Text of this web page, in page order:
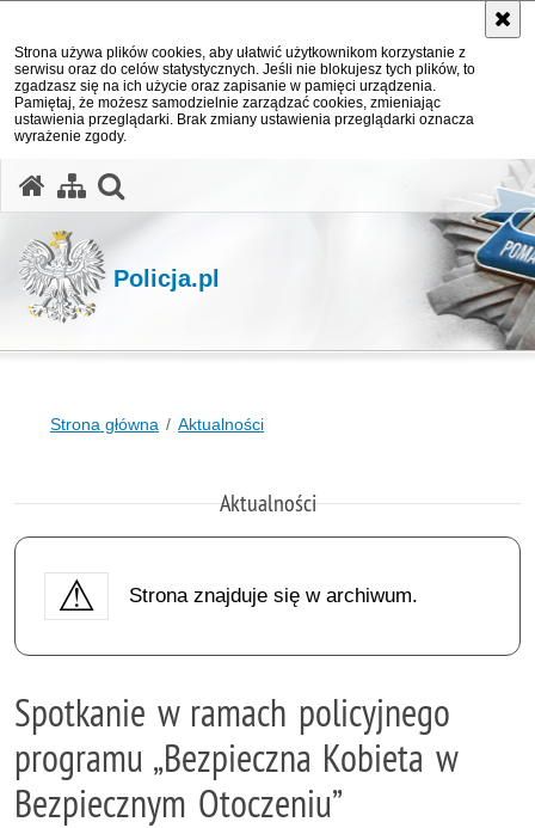
Strona używa plików cookies, aby ułatwić użytkownikom korzystanie z
serwisu oraz do celów statystycznych. Jeśli nie blokujesz tych plików, to
zgadzasz się na ich użycie oraz zapisanie w pamięci urządzenia.
Pamiętaj, że możesz samodzielnie zarządzać cookies, zmieniając
ustawienia przeglądarki. Brak zmiany ustawienia przeglądarki oznacza
wyrażenie zgody.
Policja.pl
Strona główna Aktualności
Aktualności
Strona znajduje się w archiwum.
Spotkanie w ramach policyjnego
programu „Bezpieczna Kobieta w
Bezpiecznym Otoczeniu”